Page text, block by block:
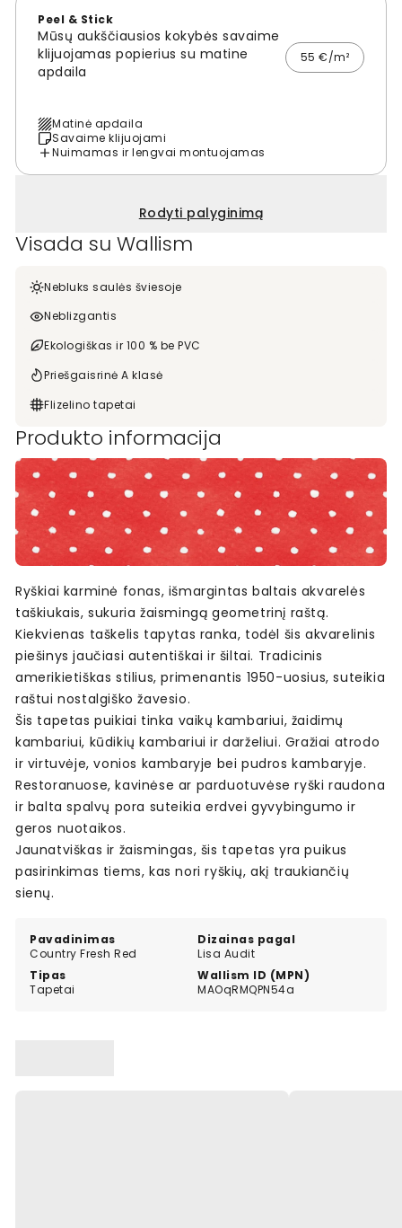
Peel & Stick
Mūsų aukščiausios kokybės savaime
klijuojamas popierius su matine
apdaila
55 €/m²
Matinė apdaila
Savaime klijuojami
Nuimamas ir lengvai montuojamas
Rodyti palyginimą
Visada su Wallism
Nebluks saulės šviesoje
Neblizgantis
Ekologiškas ir 100 % be PVC
Priešgaisrinė A klasė
Flizelino tapetai
Produkto informacija
Pavadinimas
Country Fresh Red
Dizainas pagal
Lisa Audit
Tipas
Tapetai
Wallism ID (MPN)
MAOqRMQPN54a
Ryškiai karminė fonas, išmargintas baltais akvarelės
taškiukais, sukuria žaismingą geometrinį raštą.
Kiekvienas taškelis tapytas ranka, todėl šis akvarelinis
piešinys jaučiasi autentiškai ir šiltai. Tradicinis
amerikietiškas stilius, primenantis 1950-uosius, suteikia
raštui nostalgiško žavesio.
Šis tapetas puikiai tinka vaikų kambariui, žaidimų
kambariui, kūdikių kambariui ir darželiui. Gražiai atrodo
ir virtuvėje, vonios kambaryje bei pudros kambaryje.
Restoranuose, kavinėse ar parduotuvėse ryški raudona
ir balta spalvų pora suteikia erdvei gyvybingumo ir
geros nuotaikos.
Jaunatviškas ir žaismingas, šis tapetas yra puikus
pasirinkimas tiems, kas nori ryškių, akį traukiančių
sienų.